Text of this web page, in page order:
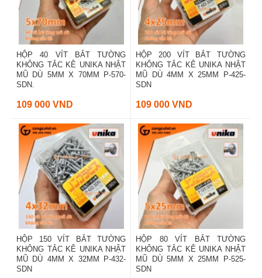
HỘP 40 VÍT BẮT TƯỜNG
KHÔNG TẮC KÊ UNIKA NHẬT
MŨ DÙ 5MM X 70MM P-570-
SDN.
109 000 VND
HỘP 200 VÍT BẮT TƯỜNG
KHÔNG TẮC KÊ UNIKA NHẬT
MŨ DÙ 4MM X 25MM P-425-
SDN
109 000 VND
HỘP 150 VÍT BẮT TƯỜNG
KHÔNG TẮC KÊ UNIKA NHẬT
MŨ DÙ 4MM X 32MM P-432-
SDN
HỘP 80 VÍT BẮT TƯỜNG
KHÔNG TẮC KÊ UNIKA NHẬT
MŨ DÙ 5MM X 25MM P-525-
SDN